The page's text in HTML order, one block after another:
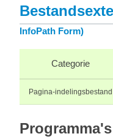
InfoPath Form)
Categorie
Pagina-indelingsbestand